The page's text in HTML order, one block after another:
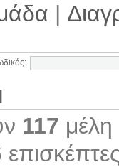
|
117